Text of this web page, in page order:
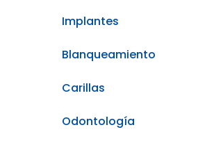
Implantes
Blanqueamiento
Carillas
Odontología